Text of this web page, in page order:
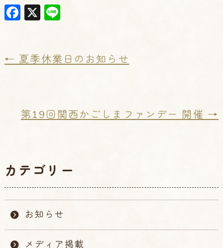
F
e
o
k
X Li
← 夏季休業日のお知らせ
第19回関西かごしまファンデー 開催 →
カテゴリー
お知らせ
メディア掲載